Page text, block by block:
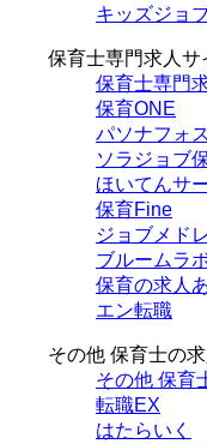
キッズジョ
保育士専門求人サ
保育士専門
保育ONE
パソナフォ
ソラジョブ
ほいてんサ
保育Fine
ジョブメド
ブルームラ
保育の求人
エン転職
その他 保育士の
その他 保育
転職EX
はたらいく